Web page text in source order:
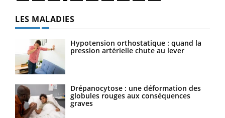
LES MALADIES
Hypotension orthostatique : quand la
pression artérielle chute au lever
Drépanocytose : une déformation des
globules rouges aux conséquences
graves